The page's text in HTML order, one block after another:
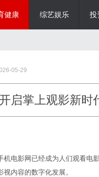
健康 综艺娱乐 投
05-29
启掌上观影新时
机电影网已经成为人们观看电
内容的数字化发展。